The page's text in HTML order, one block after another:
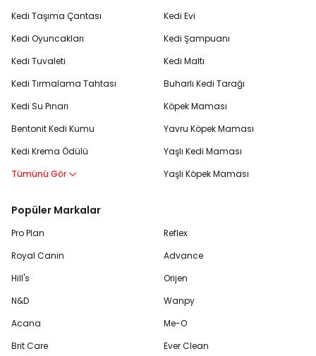
Kedi Taşıma Çantası
Kedi Oyuncakları
Kedi Tuvaleti
Kedi Tırmalama Tahtası
Kedi Su Pınarı
Bentonit Kedi Kumu
Kedi Krema Ödülü
Tümünü Gör
Kedi Evi
Kedi Şampuanı
Kedi Maltı
Buharlı Kedi Tarağı
Köpek Maması
Yavru Köpek Maması
Yaşlı Kedi Maması
Yaşlı Köpek Maması
Popüler Markalar
Pro Plan
Royal Canin
Hill's
N&D
Acana
Brit Care
Reflex
Advance
Orijen
Wanpy
Me-O
Ever Clean